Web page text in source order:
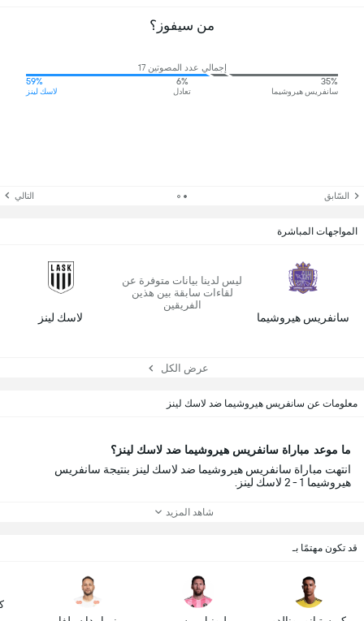
من سيفوز؟
إجمالي عدد المصوتين 17
35%
سانفريس هيروشيما
6%
تعادل
59%
لاسك لينز
السّابق التالي
المواجهات المباشرة
سانفريس هيروشيما
ليس لدينا بيانات متوفرة عن
لقاءات سابقة بين هذين
الفريقين
لاسك لينز
عرض الكل
معلومات عن سانفريس هيروشيما ضد لاسك لينز
ما موعد مباراة سانفريس هيروشيما ضد لاسك لينز؟
انتهت مباراة سانفريس هيروشيما ضد لاسك لينز بنتيجة سانفريس
هيروشيما 1 - 2 لاسك لينز.
شاهد المزيد
قد تكون مهتمًا بـ